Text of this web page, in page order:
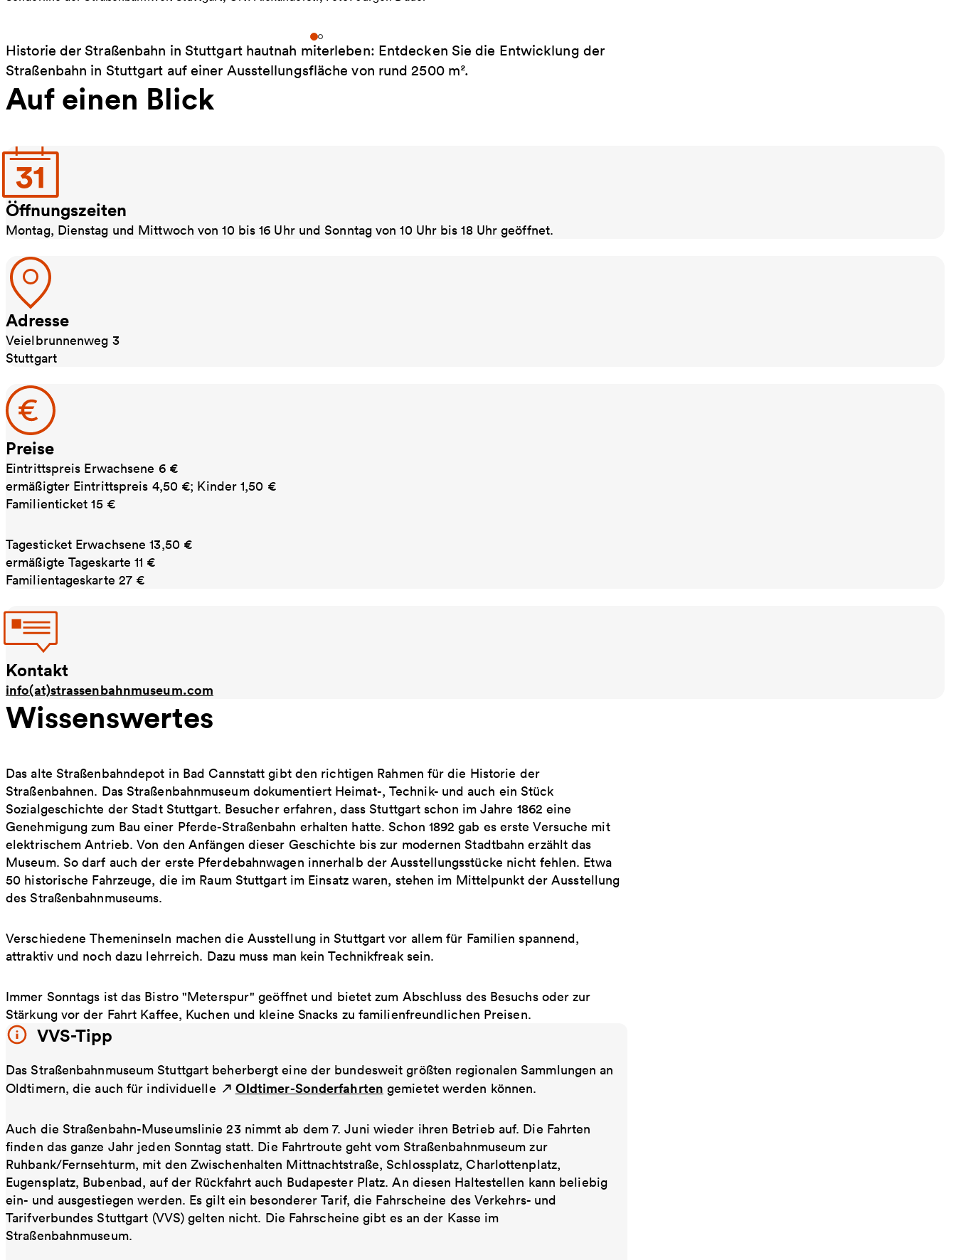
Historie der Straßenbahn in Stuttgart hautnah miterleben: Entdecken Sie die Entwicklung der
Straßenbahn in Stuttgart auf einer Ausstellungsfläche von rund 2500 m².
Auf einen Blick
Öffnungszeiten
Montag, Dienstag und Mittwoch von 10 bis 16 Uhr und Sonntag von 10 Uhr bis 18 Uhr geöffnet.
Adresse
Veielbrunnenweg 3
Stuttgart
Preise
Eintrittspreis Erwachsene 6 €
ermäßigter Eintrittspreis 4,50 €; Kinder 1,50 €
Familienticket 15 €
Tagesticket Erwachsene 13,50 €
ermäßigte Tageskarte 11 €
Familientageskarte 27 €
Kontakt
info(at)strassenbahnmuseum.com
Wissenswertes
Das alte Straßenbahndepot in Bad Cannstatt gibt den richtigen Rahmen für die Historie der
Straßenbahnen. Das Straßenbahnmuseum dokumentiert Heimat-, Technik- und auch ein Stück
Sozialgeschichte der Stadt Stuttgart. Besucher erfahren, dass Stuttgart schon im Jahre 1862 eine
Genehmigung zum Bau einer Pferde-Straßenbahn erhalten hatte. Schon 1892 gab es erste Versuche mit
elektrischem Antrieb. Von den Anfängen dieser Geschichte bis zur modernen Stadtbahn erzählt das
Museum. So darf auch der erste Pferdebahnwagen innerhalb der Ausstellungsstücke nicht fehlen. Etwa
50 historische Fahrzeuge, die im Raum Stuttgart im Einsatz waren, stehen im Mittelpunkt der Ausstellung
des Straßenbahnmuseums.
Verschiedene Themeninseln machen die Ausstellung in Stuttgart vor allem für Familien spannend,
attraktiv und noch dazu lehrreich. Dazu muss man kein Technikfreak sein.
Immer Sonntags ist das Bistro "Meterspur" geöffnet und bietet zum Abschluss des Besuchs oder zur
Stärkung vor der Fahrt Kaffee, Kuchen und kleine Snacks zu familienfreundlichen Preisen.
VVS-Tipp
Das Straßenbahnmuseum Stuttgart beherbergt eine der bundesweit größten regionalen Sammlungen an
Oldtimern, die auch für individuelle
Oldtimer-Sonderfahrten gemietet werden können.
Auch die Straßenbahn-Museumslinie 23 nimmt ab dem 7. Juni wieder ihren Betrieb auf. Die Fahrten
finden das ganze Jahr jeden Sonntag statt. Die Fahrtroute geht vom Straßenbahnmuseum zur
Ruhbank/Fernsehturm, mit den Zwischenhalten Mittnachtstraße, Schlossplatz, Charlottenplatz,
Eugensplatz, Bubenbad, auf der Rückfahrt auch Budapester Platz. An diesen Haltestellen kann beliebig
ein- und ausgestiegen werden. Es gilt ein besonderer Tarif, die Fahrscheine des Verkehrs- und
Tarifverbundes Stuttgart (VVS) gelten nicht. Die Fahrscheine gibt es an der Kasse im
Straßenbahnmuseum.